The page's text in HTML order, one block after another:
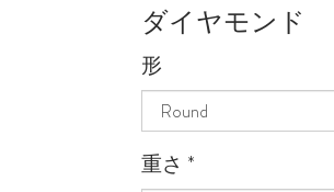
ダイヤモンド
形
重さ *